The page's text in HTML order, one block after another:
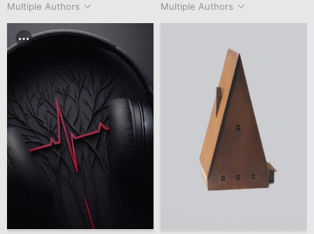
Multiple Authors Multiple Authors